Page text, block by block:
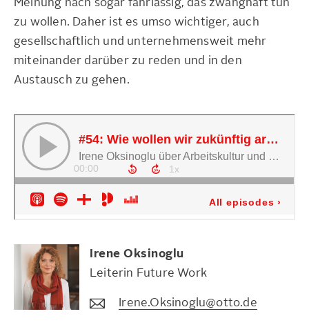
zu wollen. Daher ist es umso wichtiger, auch
gesellschaftlich und unternehmensweit mehr
miteinander darüber zu reden und in den
Austausch zu gehen.
Irene Oksinoglu
Leiterin Future Work
Irene.Oksinoglu@otto.de